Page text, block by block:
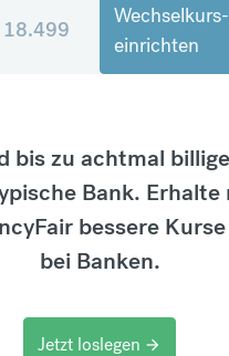
18.499
einrichten
bis zu achtmal
Bank. Erhalte
bessere
bei Banken.
Jetzt loslegen arrow_forward